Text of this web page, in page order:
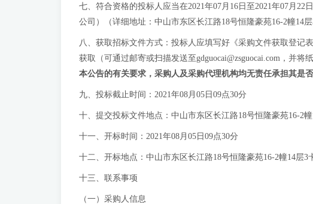
七、符合资格的投标人应当在2021年07月16日至2021年07月
公司）（详细地址：中山市东区长江路18号恒隆豪苑16-2幢14
八、获取招标文件方式：投标人应填写好《采购文件获取登记
获取（可通过邮寄或扫描发送至gdguocai@zsguocai.com ，并将
本公告的有关要求，采购人及采购代理机构均无责任承担其是
九、投标截止时间：2021年08月05日09点30分
十、提交投标文件地点：中山市东区长江路18号恒隆豪苑16-2
十一、开标时间：2021年08月05日09点30分
十二、开标地点：中山市东区长江路18号恒隆豪苑16-2幢14层
十三、联系事项
（一）采购人信息